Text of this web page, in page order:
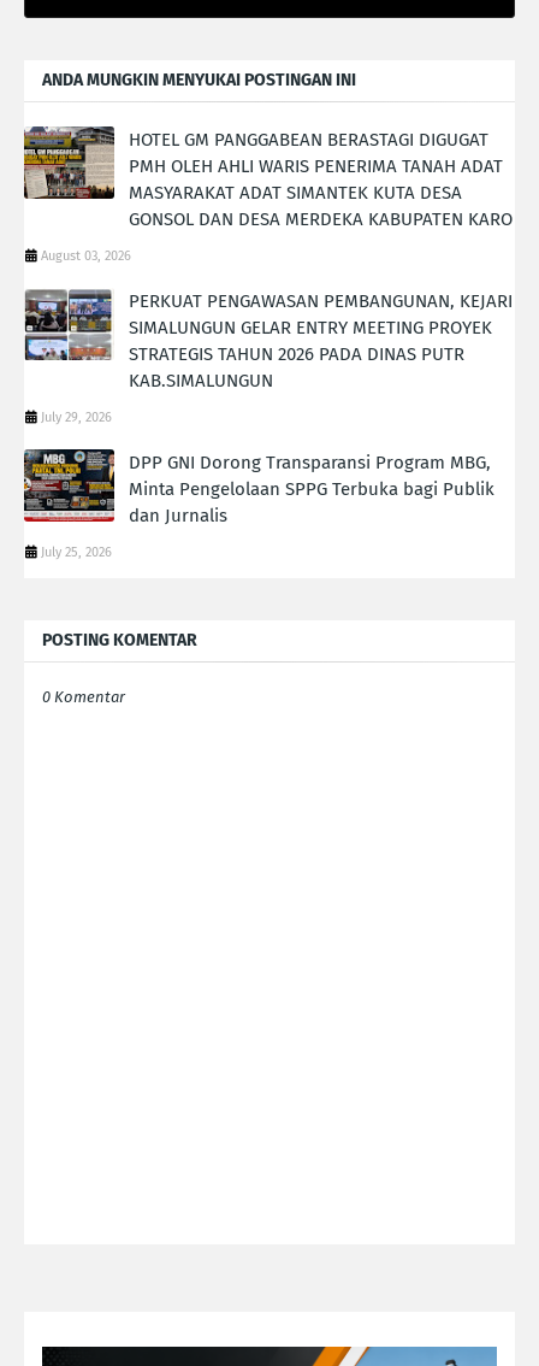
ANDA MUNGKIN MENYUKAI POSTINGAN INI
HOTEL GM PANGGABEAN BERASTAGI DIGUGAT
PMH OLEH AHLI WARIS PENERIMA TANAH ADAT
MASYARAKAT ADAT SIMANTEK KUTA DESA
GONSOL DAN DESA MERDEKA KABUPATEN KARO
August 03, 2026
PERKUAT PENGAWASAN PEMBANGUNAN, KEJARI
SIMALUNGUN GELAR ENTRY MEETING PROYEK
STRATEGIS TAHUN 2026 PADA DINAS PUTR
KAB.SIMALUNGUN
July 29, 2026
DPP GNI Dorong Transparansi Program MBG,
Minta Pengelolaan SPPG Terbuka bagi Publik
dan Jurnalis
July 25, 2026
POSTING KOMENTAR
0 Komentar